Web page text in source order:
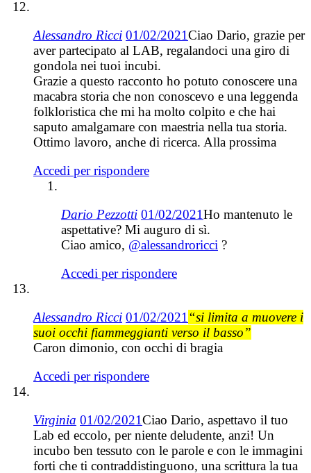
Alessandro Ricci 01/02/2021Ciao Dario, grazie per
aver partecipato al LAB, regalandoci una giro di
gondola nei tuoi incubi.
Grazie a questo racconto ho potuto conoscere una
macabra storia che non conoscevo e una leggenda
folkloristica che mi ha molto colpito e che hai
saputo amalgamare con maestria nella tua storia.
Ottimo lavoro, anche di ricerca. Alla prossima
Accedi per rispondere
Dario Pezzotti 01/02/2021Ho mantenuto le
aspettative? Mi auguro di sì.
Ciao amico, @alessandroricci ?
Accedi per rispondere
Alessandro Ricci 01/02/2021“si limita a muovere i
suoi occhi fiammeggianti verso il basso”
Caron dimonio, con occhi di bragia
Accedi per rispondere
Virginia 01/02/2021Ciao Dario, aspettavo il tuo
Lab ed eccolo, per niente deludente, anzi! Un
incubo ben tessuto con le parole e con le immagini
forti che ti contraddistinguono, una scrittura la tua